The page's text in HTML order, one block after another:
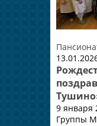
9 января
Группы